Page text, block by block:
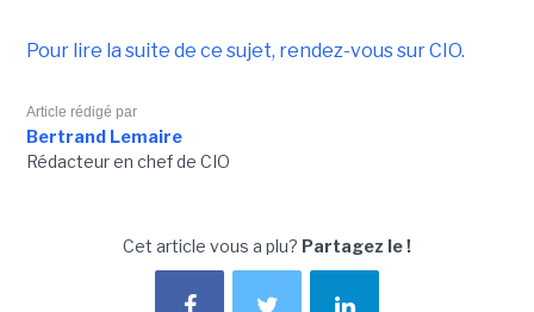
Pour lire la suite de ce sujet, rendez-vous sur CIO.
Article rédigé par
Bertrand Lemaire
Rédacteur en chef de CIO
Cet article vous a plu? Partagez le !